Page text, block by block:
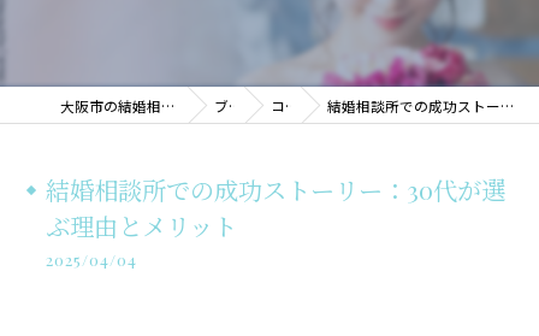
大阪市の結婚相談所ならハイビスカス ブログ コラム 結婚相談所での成功ストーリー：30代が選ぶ理由とメリット
結婚相談所での成功ストーリー：30代が選
ぶ理由とメリット
2025/04/04